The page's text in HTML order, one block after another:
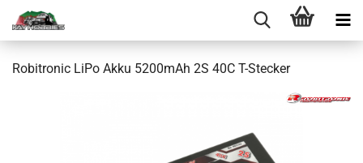
Robitronic LiPo Akku 5200mAh 2S 40C T-Stecker